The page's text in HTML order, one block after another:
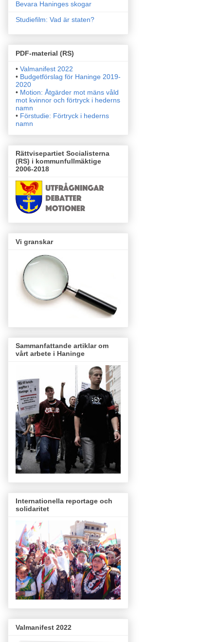
Bevara Haninges skogar
Studiefilm: Vad är staten?
PDF-material (RS)
• Valmanifest 2022
• Budgetförslag för Haninge 2019-
2020
• Motion: Åtgärder mot mäns våld
mot kvinnor och förtryck i hederns
namn
• Förstudie: Förtryck i hederns
namn
Rättvisepartiet Socialisterna
(RS) i kommunfullmäktige
2006-2018
Vi granskar
Sammanfattande artiklar om
vårt arbete i Haninge
Internationella reportage och
solidaritet
Valmanifest 2022